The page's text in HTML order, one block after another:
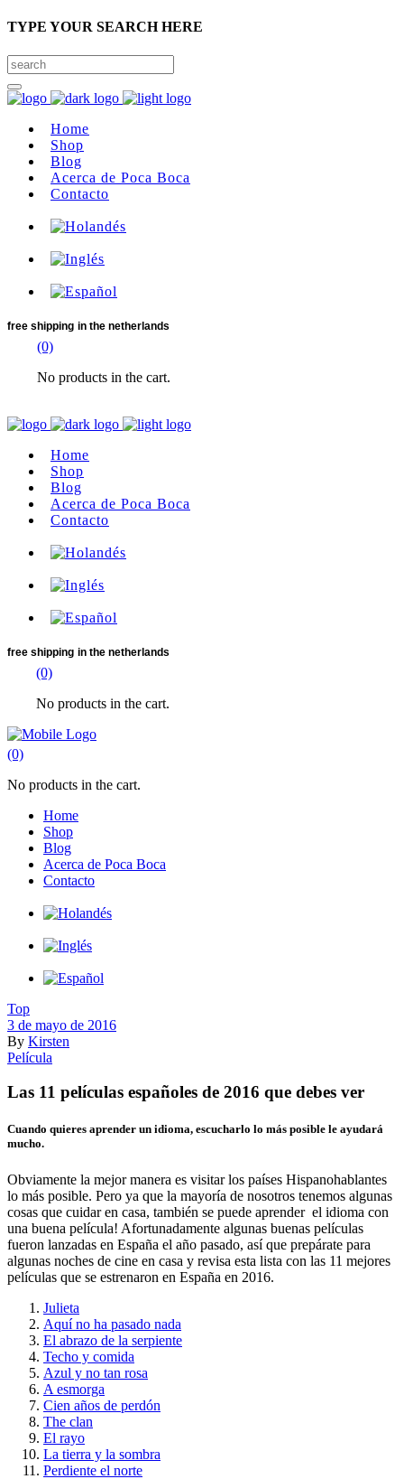
TYPE YOUR SEARCH HERE
Home
Shop
Blog
Acerca de Poca Boca
Contacto
free shipping in the netherlands
(0)
No products in the cart.
Home
Shop
Blog
Acerca de Poca Boca
Contacto
free shipping in the netherlands
(0)
No products in the cart.
(0)
No products in the cart.
Home
Shop
Blog
Acerca de Poca Boca
Contacto
Top
3 de mayo de 2016
By Kirsten
Película
Las 11 películas españoles de 2016 que debes ver
Cuando quieres aprender un idioma, escucharlo lo más posible le ayudará
mucho.
Obviamente la mejor manera es visitar los países Hispanohablantes
lo más posible. Pero ya que la mayoría de nosotros tenemos algunas
cosas que cuidar en casa, también se puede aprender el idioma con
una buena película! Afortunadamente algunas buenas películas
fueron lanzadas en España el año pasado, así que prepárate para
algunas noches de cine en casa y revisa esta lista con las 11 mejores
películas que se estrenaron en España en 2016.
Julieta
Aquí no ha pasado nada
El abrazo de la serpiente
Techo y comida
Azul y no tan rosa
A esmorga
Cien años de perdón
The clan
El rayo
La tierra y la sombra
Perdiente el norte